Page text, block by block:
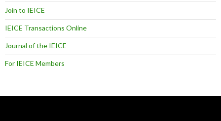
Join to IEICE
IEICE Transactions Online
Journal of the IEICE
For IEICE Members